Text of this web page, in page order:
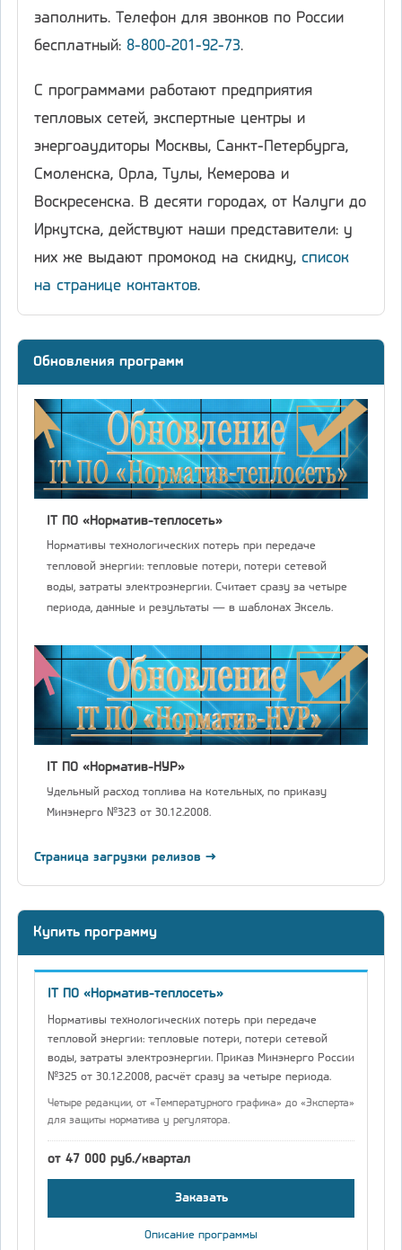
заполнить. Телефон для звонков по России
бесплатный: 8-800-201-92-73.
С программами работают предприятия
тепловых сетей, экспертные центры и
энергоаудиторы Москвы, Санкт-Петербурга,
Смоленска, Орла, Тулы, Кемерова и
Воскресенска. В десяти городах, от Калуги до
Иркутска, действуют наши представители: у
них же выдают промокод на скидку, список
на странице контактов.
Обновления программ
IT ПО «Норматив-теплосеть»
Нормативы технологических потерь при передаче
тепловой энергии: тепловые потери, потери сетевой
воды, затраты электроэнергии. Считает сразу за четыре
периода, данные и результаты — в шаблонах Эксель.
IT ПО «Норматив-НУР»
Удельный расход топлива на котельных, по приказу
Минэнерго №323 от 30.12.2008.
Страница загрузки релизов →
Купить программу
IT ПО «Норматив-теплосеть»
Нормативы технологических потерь при передаче
тепловой энергии: тепловые потери, потери сетевой
воды, затраты электроэнергии. Приказ Минэнерго России
№325 от 30.12.2008, расчёт сразу за четыре периода.
Четыре редакции, от «Температурного графика» до «Эксперта»
для защиты норматива у регулятора.
от 47 000 руб./квартал
Заказать
Описание программы